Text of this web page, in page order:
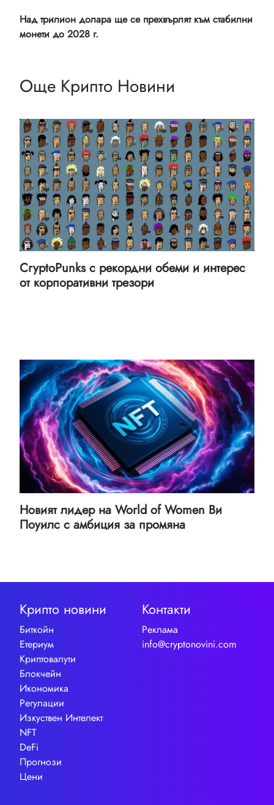
Над трилион долара ще се прехвърлят към стабилни
монети до 2028 г.
Още Крипто Новини
CryptoPunks с рекордни обеми и интерес
от корпоративни трезори
Новият лидер на World of Women Ви
Поуилс с амбиция за промяна
Крипто новини
Биткойн
Етериум
Криптовалути
Блокчейн
Икономика
Регулации
Изкуствен Интелект
NFT
DeFi
Прогнози
Цени
Контакти
Реклама
info@cryptonovini.com